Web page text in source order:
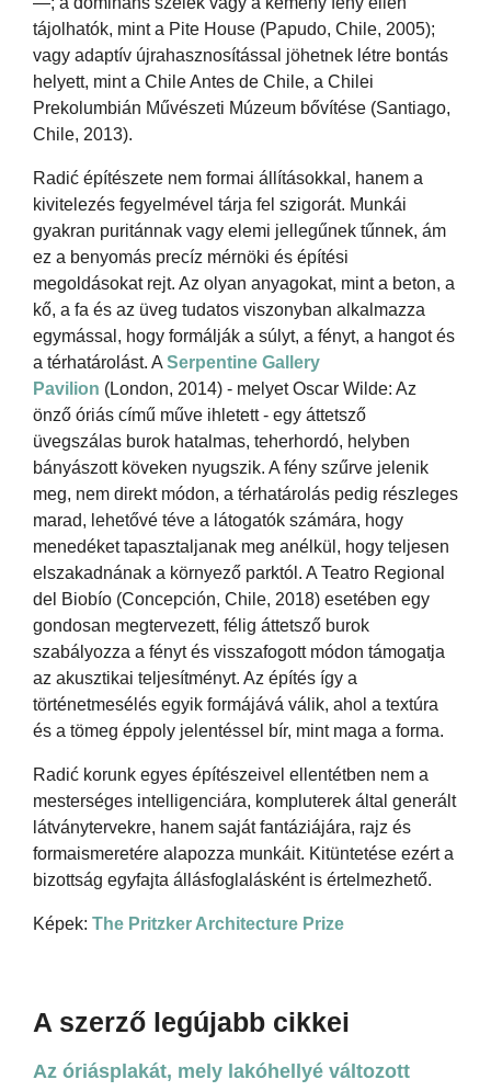
tájolhatók, mint a Pite House (Papudo, Chile, 2005);
vagy adaptív újrahasznosítással jöhetnek létre bontás
helyett, mint a Chile Antes de Chile, a Chilei
Prekolumbián Művészeti Múzeum bővítése (Santiago,
Chile, 2013).
Radić építészete nem formai állításokkal, hanem a
kivitelezés fegyelmével tárja fel szigorát. Munkái
gyakran puritánnak vagy elemi jellegűnek tűnnek, ám
ez a benyomás precíz mérnöki és építési
megoldásokat rejt. Az olyan anyagokat, mint a beton, a
kő, a fa és az üveg tudatos viszonyban alkalmazza
egymással, hogy formálják a súlyt, a fényt, a hangot és
a térhatárolást. A Serpentine Gallery
Pavilion (London, 2014) - melyet Oscar Wilde: Az
önző óriás című műve ihletett - egy áttetsző
üvegszálas burok hatalmas, teherhordó, helyben
bányászott köveken nyugszik. A fény szűrve jelenik
meg, nem direkt módon, a térhatárolás pedig részleges
marad, lehetővé téve a látogatók számára, hogy
menedéket tapasztaljanak meg anélkül, hogy teljesen
elszakadnának a környező parktól. A Teatro Regional
del Biobío (Concepción, Chile, 2018) esetében egy
gondosan megtervezett, félig áttetsző burok
szabályozza a fényt és visszafogott módon támogatja
az akusztikai teljesítményt. Az építés így a
történetmesélés egyik formájává válik, ahol a textúra
és a tömeg éppoly jelentéssel bír, mint maga a forma.
Radić korunk egyes építészeivel ellentétben nem a
mesterséges intelligenciára, kompluterek által generált
látványtervekre, hanem saját fantáziájára, rajz és
formaismeretére alapozza munkáit. Kitüntetése ezért a
bizottság egyfajta állásfoglalásként is értelmezhető.
Képek: The Pritzker Architecture Prize
A szerző legújabb cikkei
Az óriásplakát, mely lakóhellyé változott